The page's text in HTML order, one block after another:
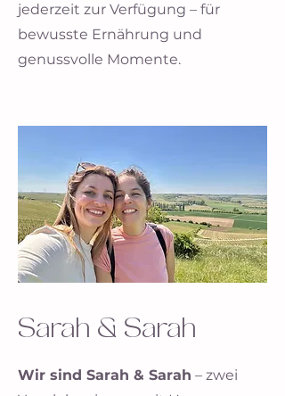
jederzeit zur Verfügung – für
bewusste Ernährung und
genussvolle Momente.
Sarah & Sarah
Wir sind Sarah & Sarah – zwei